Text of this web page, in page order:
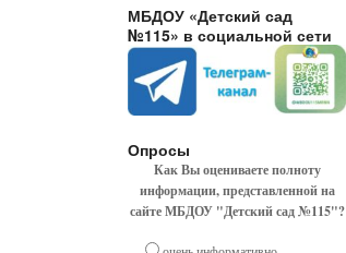
МБДОУ «Детский сад
№115» в социальной сети
Опросы
Как Вы оцениваете полноту
информации, представленной на
сайте МБДОУ "Детский сад №115"?